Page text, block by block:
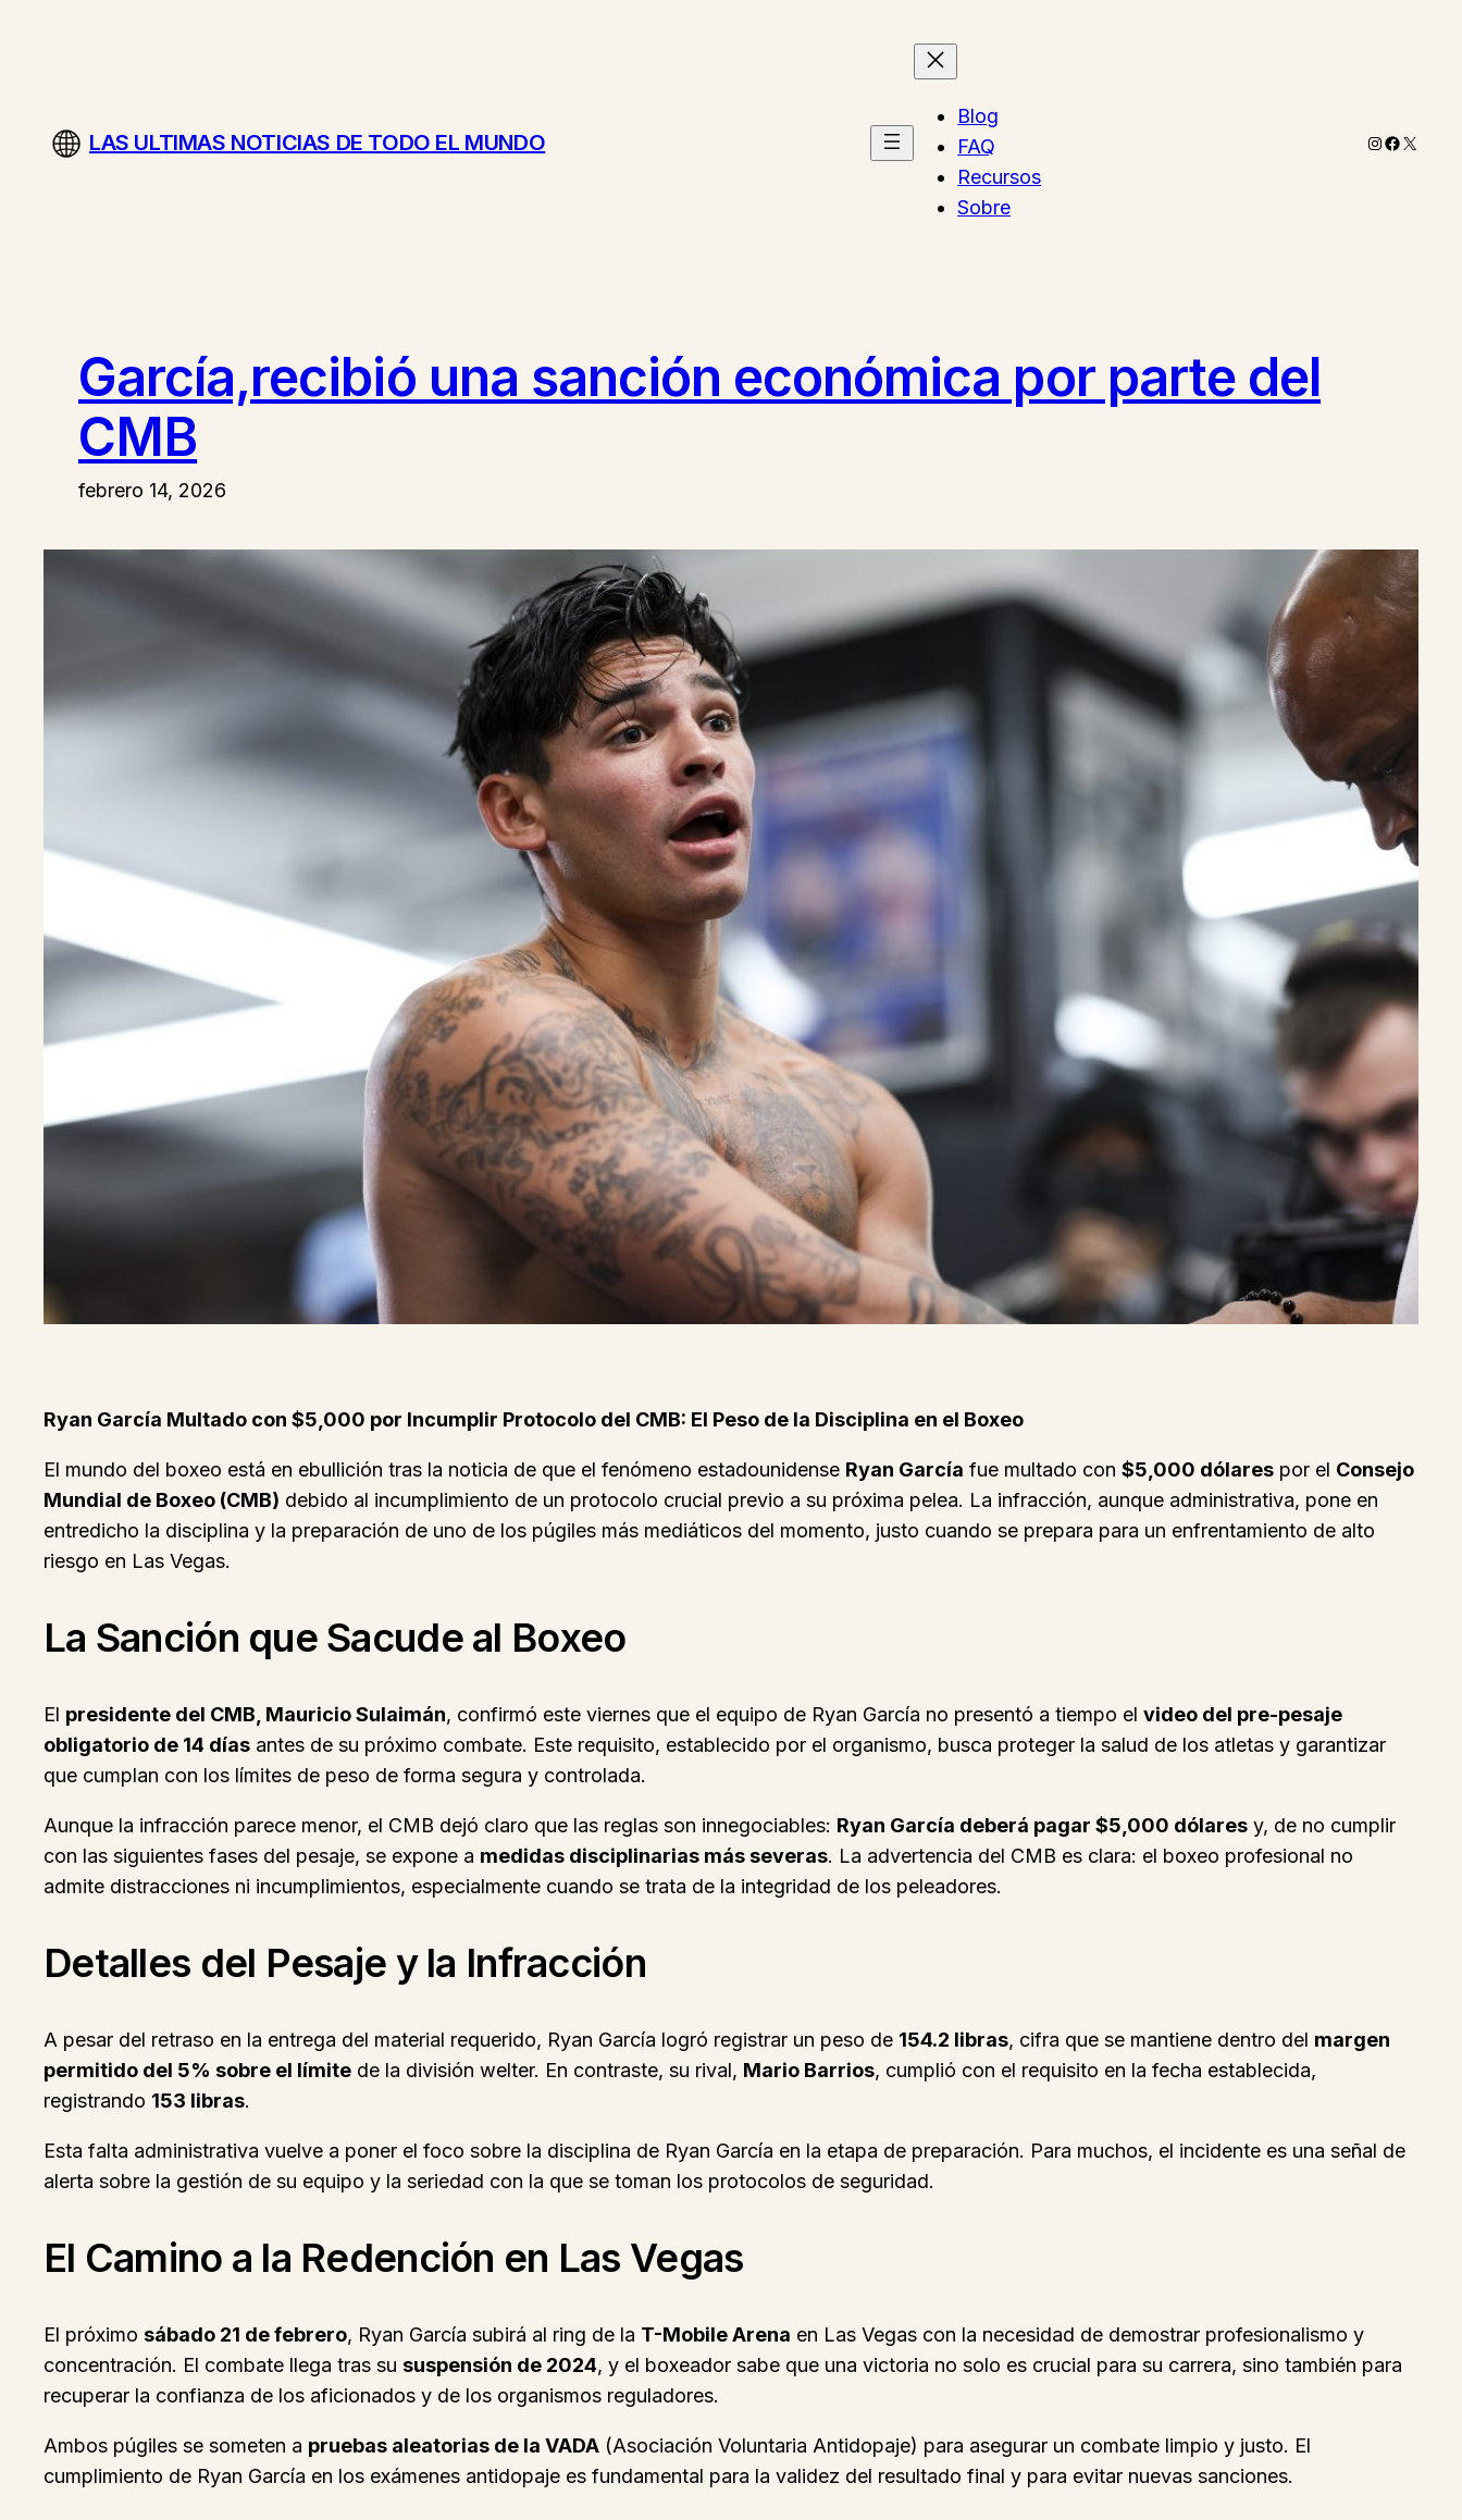
LAS ULTIMAS NOTICIAS DE TODO EL MUNDO
Blog
FAQ
Recursos
Sobre
Instagram
X
García,recibió una sanción económica por parte del
CMB
febrero 14, 2026
Ryan García Multado con $5,000 por Incumplir Protocolo del CMB: El Peso de la Disciplina en el Boxeo
El mundo del boxeo está en ebullición tras la noticia de que el fenómeno estadounidense Ryan García fue multado con $5,000 dólares por el Consejo
Mundial de Boxeo (CMB) debido al incumplimiento de un protocolo crucial previo a su próxima pelea. La infracción, aunque administrativa, pone en
entredicho la disciplina y la preparación de uno de los púgiles más mediáticos del momento, justo cuando se prepara para un enfrentamiento de alto
riesgo en Las Vegas.
La Sanción que Sacude al Boxeo
El presidente del CMB, Mauricio Sulaimán, confirmó este viernes que el equipo de Ryan García no presentó a tiempo el video del pre-pesaje
obligatorio de 14 días antes de su próximo combate. Este requisito, establecido por el organismo, busca proteger la salud de los atletas y garantizar
que cumplan con los límites de peso de forma segura y controlada.
Aunque la infracción parece menor, el CMB dejó claro que las reglas son innegociables: Ryan García deberá pagar $5,000 dólares y, de no cumplir
con las siguientes fases del pesaje, se expone a medidas disciplinarias más severas. La advertencia del CMB es clara: el boxeo profesional no
admite distracciones ni incumplimientos, especialmente cuando se trata de la integridad de los peleadores.
Detalles del Pesaje y la Infracción
A pesar del retraso en la entrega del material requerido, Ryan García logró registrar un peso de 154.2 libras, cifra que se mantiene dentro del margen
permitido del 5% sobre el límite de la división welter. En contraste, su rival, Mario Barrios, cumplió con el requisito en la fecha establecida,
registrando 153 libras.
Esta falta administrativa vuelve a poner el foco sobre la disciplina de Ryan García en la etapa de preparación. Para muchos, el incidente es una señal de
alerta sobre la gestión de su equipo y la seriedad con la que se toman los protocolos de seguridad.
El Camino a la Redención en Las Vegas
El próximo sábado 21 de febrero, Ryan García subirá al ring de la T-Mobile Arena en Las Vegas con la necesidad de demostrar profesionalismo y
concentración. El combate llega tras su suspensión de 2024, y el boxeador sabe que una victoria no solo es crucial para su carrera, sino también para
recuperar la confianza de los aficionados y de los organismos reguladores.
Ambos púgiles se someten a pruebas aleatorias de la VADA (Asociación Voluntaria Antidopaje) para asegurar un combate limpio y justo. El
cumplimiento de Ryan García en los exámenes antidopaje es fundamental para la validez del resultado final y para evitar nuevas sanciones.